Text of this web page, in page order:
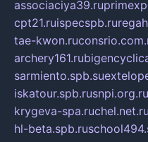
associaciya39.ru
cpt21.ruispecspb.ru
tae-kwon.ru
archery161.ru
sarmiento.spb.su
iskatour.spb.rusnpi.org.ru
krygeva-spa.ruchel.net.ru
hl-beta.spb.ru